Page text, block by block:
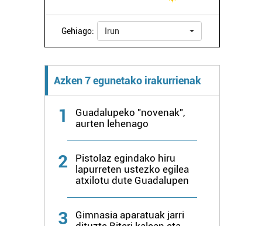
Gehiago: Irun
Azken 7 egunetako irakurrienak
1
Guadalupeko "novenak",
aurten lehenago
2
Pistolaz egindako hiru
lapurreten ustezko egilea
atxilotu dute Guadalupen
3
Gimnasia aparatuak jarri